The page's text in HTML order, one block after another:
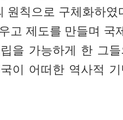
원칙으로 구체화하
고 제도를 만들며 국
을 가능하게 한 그
이 어떠한 역사적